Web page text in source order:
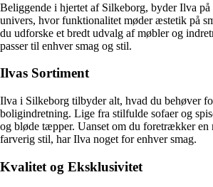
Beliggende i hjertet af Silkeborg, byder Ilva
univers, hvor funktionalitet møder æstetik på
du udforske et bredt udvalg af møbler og
passer til enhver smag og stil.
Ilvas Sortiment
Ilva i Silkeborg tilbyder alt, hvad du behøver
boligindretning. Lige fra stilfulde sofaer og
og bløde tæpper. Uanset om du foretrækker en
farverig stil, har Ilva noget for enhver smag.
Kvalitet og Eksklusivitet